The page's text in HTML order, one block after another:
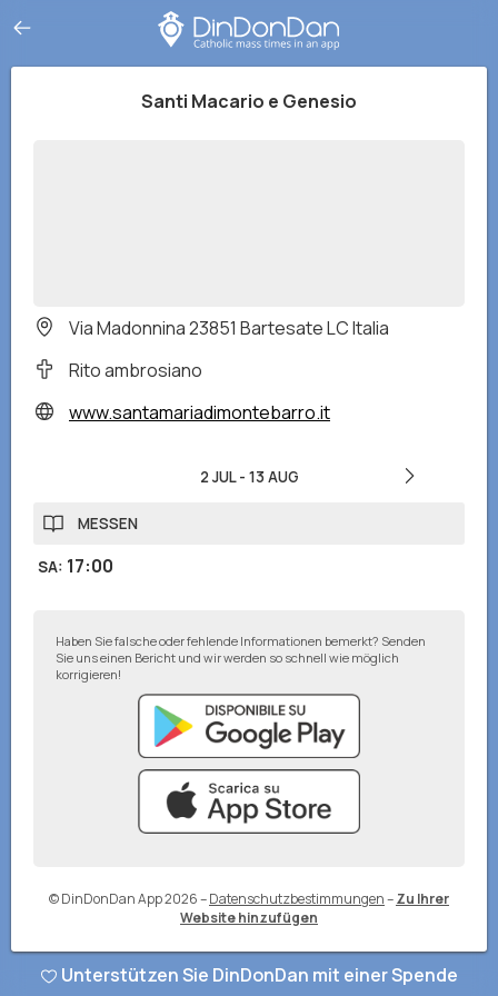
Santi Macario e Genesio
Via Madonnina 23851 Bartesate LC Italia
Rito ambrosiano
www.santamariadimontebarro.it
2 JUL- 13 AUG
MESSEN
SA: 17:00
Haben Sie falsche oder fehlende Informationen bemerkt? Senden
Sie uns einen Bericht und wir werden so schnell wie möglich
korrigieren!
© DinDonDan App 2026–Datenschutzbestimmungen–Zu Ihrer
Website hinzufügen
Unterstützen Sie DinDonDan mit einer Spende